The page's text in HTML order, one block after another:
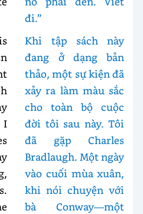
đi.”
I
Khi tập sách này
đang ở dạng bản
thảo, một sự kiện đã
xảy ra làm màu sắc
cho toàn bộ cuộc
đời tôi sau này. Tôi
đã gặp Charles
Bradlaugh. Một ngày
vào cuối mùa xuân,
khi nói chuyện với
bà Conway—một